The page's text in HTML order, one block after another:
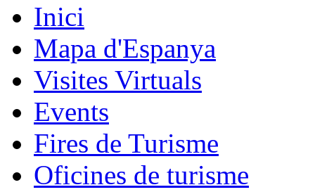
Inici
Mapa d'Espanya
Visites Virtuals
Events
Fires de Turisme
Oficines de turisme